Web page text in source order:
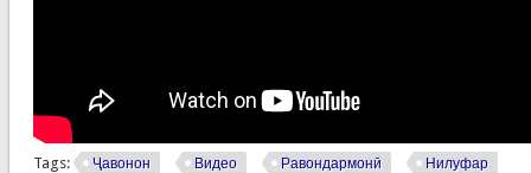
Tags: Ҷавонон Видео Равондармонӣ Нилуфар